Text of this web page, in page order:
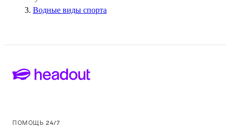
Водные виды спорта
ПОМОЩЬ 24/7